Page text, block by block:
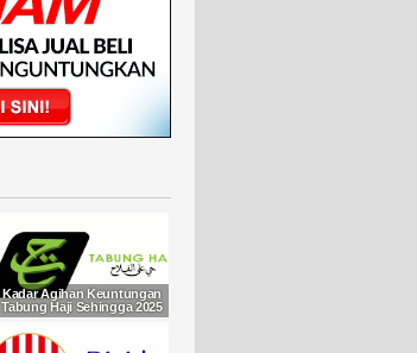
Kadar Agihan Keuntungan
Tabung Haji Sehingga 2025